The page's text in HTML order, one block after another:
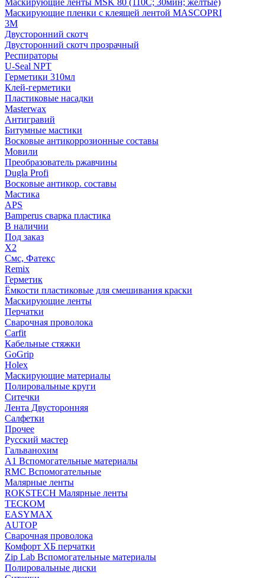
Маскирующие ленты MSK 80 (110С; 30мин; желтые)
Маскирующие пленки с клеящей лентой MASCOPRI
3M
Двусторонний скотч
Двусторонний скотч прозрачный
Респираторы
U-Seal NPT
Герметики 310мл
Клей-герметики
Пластиковые насадки
Masterwax
Антигравий
Битумные мастики
Восковые антикоррозионные составы
Мовили
Преобразователь ржавчины
Dugla Profi
Восковые антикор. составы
Мастика
APS
Bamperus сварка пластика
В наличии
Под заказ
X2
Смс, Фатекс
Remix
Герметик
Ёмкости пластиковые для смешивания краски
Маскирующие ленты
Перчатки
Сварочная проволока
Carfit
Кабельные стяжки
GoGrip
Holex
Маскирующие материалы
Полировальные круги
Ситечки
Лента Двусторонняя
Салфетки
Прочее
Русский мастер
Гальванохим
А1 Вспомогательные материалы
RMC Вспомогательные
Малярные ленты
ROKSTECH Малярные ленты
ТЕСКОМ
EASYMAX
AUTOP
Сварочная проволока
Комфорт ХБ перчатки
Zip Lab Вспомогательные материалы
Полировальные диски